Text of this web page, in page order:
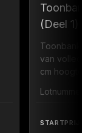
(Deel 1)
Toonbank
van
cm hoogte
Lotnummer
STARTPRIJS